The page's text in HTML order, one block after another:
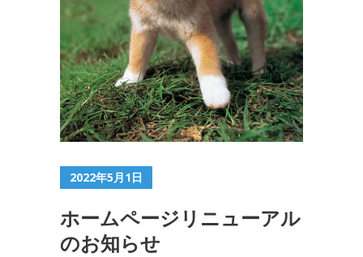
2022年5月1日
ホームページリニューアル
のお知らせ